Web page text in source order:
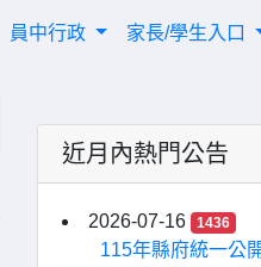
員中行政 家長/學生入口
近月內熱門公告
2026-07-16 1436
115年縣府統一公